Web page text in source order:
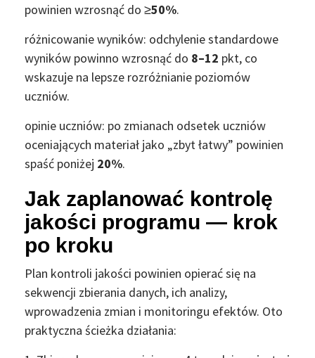
powinien wzrosnąć do ≥50%.
różnicowanie wyników: odchylenie standardowe
wyników powinno wzrosnąć do 8–12 pkt, co
wskazuje na lepsze rozróżnianie poziomów
uczniów.
opinie uczniów: po zmianach odsetek uczniów
oceniających materiał jako „zbyt łatwy” powinien
spaść poniżej 20%.
Jak zaplanować kontrolę
jakości programu — krok
po kroku
Plan kontroli jakości powinien opierać się na
sekwencji zbierania danych, ich analizy,
wprowadzenia zmian i monitoringu efektów. Oto
praktyczna ścieżka działania: